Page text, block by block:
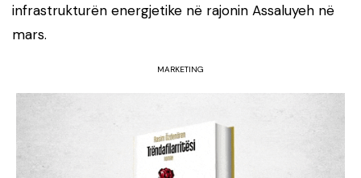
infrastrukturën energjetike në rajonin Assaluyeh në
mars.
MARKETING